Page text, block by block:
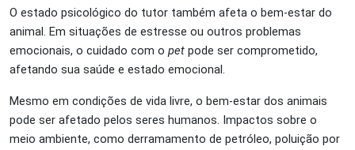
O estado psicológico do tutor também afeta o bem-estar do
animal. Em situações de estresse ou outros problemas
emocionais, o cuidado com o pet pode ser comprometido,
afetando sua saúde e estado emocional.
Mesmo em condições de vida livre, o bem-estar dos animais
pode ser afetado pelos seres humanos. Impactos sobre o
meio ambiente, como derramamento de petróleo, poluição por